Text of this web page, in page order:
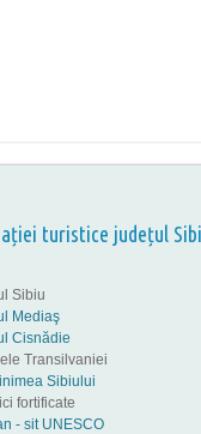
turistice județul
Sibiu
Mediaş
Cisnădie
Transilvaniei
Sibiului
fortificate
- sit UNESCO